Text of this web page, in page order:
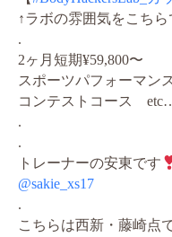
↑ラボの雰囲気をこちら
.
2ヶ月短期¥59,800〜
スポーツパフォーマン
コンテストコース
.
.
トレーナーの安東です
@sakie_xs17
.
こちらは西新・藤崎点